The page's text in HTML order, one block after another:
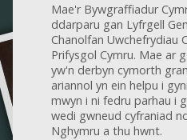
Mae'r Bywgraffiadur
ddarparu gan Lyfrgell
Chanolfan Uwchefrydiau
Prifysgol Cymru. Mae ar
yw'n derbyn cymorth
ariannol yn ein helpu i
mwyn i ni fedru parhau i
wedi gwneud cyfraniad
Nghymru a thu hwnt.